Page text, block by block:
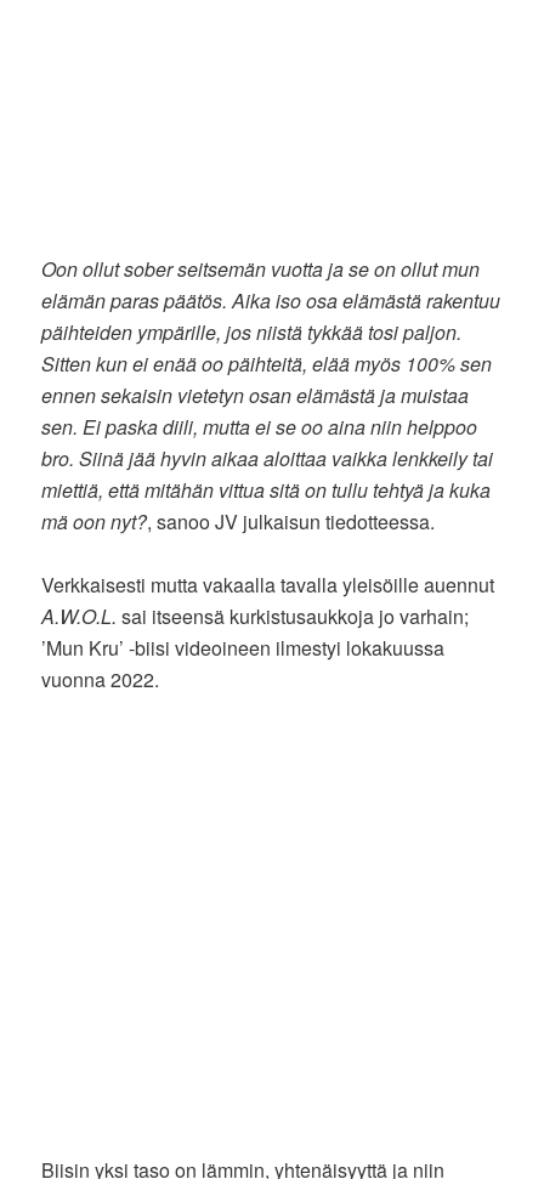
Oon ollut sober seitsemän vuotta ja se on ollut mun
elämän paras päätös. Aika iso osa elämästä rakentuu
päihteiden ympärille, jos niistä tykkää tosi paljon.
Sitten kun ei enää oo päihteitä, elää myös 100% sen
ennen sekaisin vietetyn osan elämästä ja muistaa
sen. Ei paska diili, mutta ei se oo aina niin helppoo
bro. Siinä jää hyvin aikaa aloittaa vaikka lenkkeily tai
miettiä, että mitähän vittua sitä on tullu tehtyä ja kuka
mä oon nyt?, sanoo JV julkaisun tiedotteessa.
Verkkaisesti mutta vakaalla tavalla yleisöille auennut
A.W.O.L. sai itseensä kurkistusaukkoja jo varhain;
’Mun Kru’ -biisi videoineen ilmestyi lokakuussa
vuonna 2022.
Biisin yksi taso on lämmin, yhtenäisyyttä ja niin